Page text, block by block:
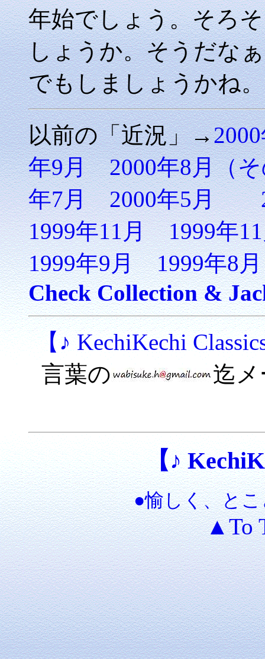
年始でしょう。そろ
しょうか。そうだな
でもしましょうかね。
以前の「近況」→
年9月
2000年8月（
年7月
2000年5月
1999年11月
1999年
1999年9月
1999年8月
Check Collection &
【♪ KechiKechi
言葉の
迄
【♪
●愉しく、と
▲To